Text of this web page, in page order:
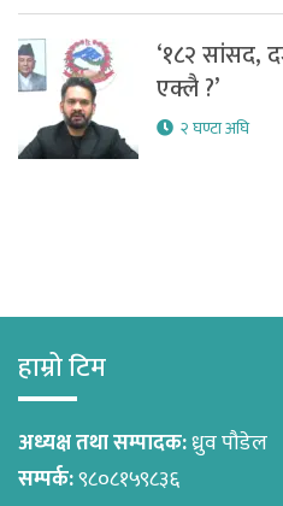
‘१८२ सांसद,
एक्लै ?’
२ घण्टा अघि
हाम्रो टिम
अध्यक्ष तथा सम्पादक:ध्रुव पौडेल
सम्पर्क:९८०८१५९८३६